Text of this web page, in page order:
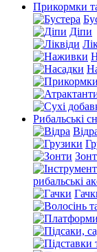
Прикормки
Діпи
Рибальські
рибальські